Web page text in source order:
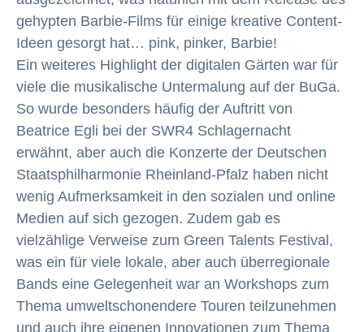
gehypten Barbie-Films für einige kreative Content-
Ideen gesorgt hat… pink, pinker, Barbie!
Ein weiteres Highlight der digitalen Gärten war für
viele die musikalische Untermalung auf der BuGa.
So wurde besonders häufig der Auftritt von
Beatrice Egli bei der SWR4 Schlagernacht
erwähnt, aber auch die Konzerte der Deutschen
Staatsphilharmonie Rheinland-Pfalz haben nicht
wenig Aufmerksamkeit in den sozialen und online
Medien auf sich gezogen. Zudem gab es
vielzählige Verweise zum Green Talents Festival,
was ein für viele lokale, aber auch überregionale
Bands eine Gelegenheit war an Workshops zum
Thema umweltschonendere Touren teilzunehmen
und auch ihre eigenen Innovationen zum Thema